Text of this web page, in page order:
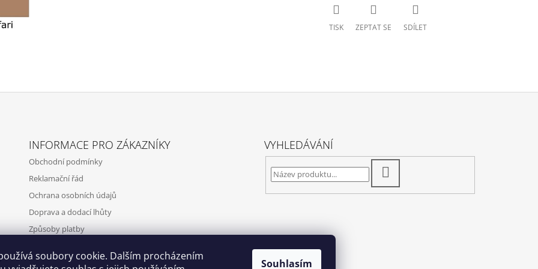
soubory cookie. Dalším procházením
Souhlasím
TISK ZEPTAT SE SDÍLET
INFORMACE PRO ZÁKAZNÍKY
Obchodní podmínky
Reklamační řád
Ochrana osobních údajů
Doprava a dodací lhůty
Způsoby platby
VYHLEDÁVÁNÍ